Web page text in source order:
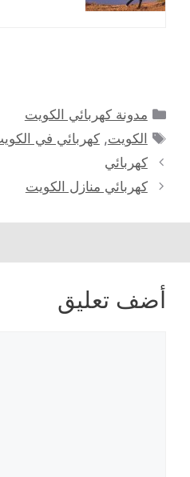
التصنيفات
مدونة كهربائي الكويت
الوسوم
الكويت,كهربائي في
كهربائي
كهربائي منازل الكويت
أضف تعليق